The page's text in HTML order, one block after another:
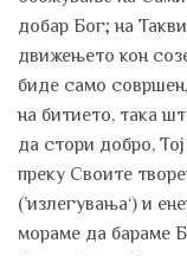
добар Бог; на
движењето кон
биде само
на битието, така
да стори добро,
преку Своите
(’излегувања‘) и
мораме да бараме